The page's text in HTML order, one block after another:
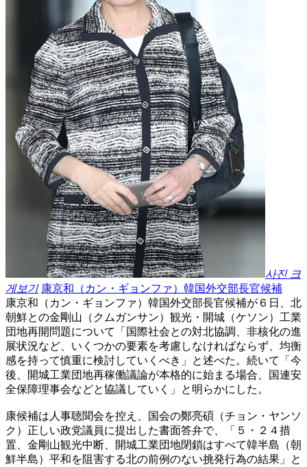
사진 크
게보기 康京和（カン・ギョンファ）韓国外交部長官候補
康京和（カン・ギョンファ）韓国外交部長官候補が６日、北
朝鮮との金剛山（クムガンサン）観光・開城（ケソン）工業
団地再開問題について「国際社会との対北協調、非核化の進
展状況など、いくつかの要素を考慮しなければならず、均衡
感を持って慎重に検討していくべき」と述べた。続いて「今
後、開城工業団地再稼働議論が本格的に始まる場合、国連安
全保障理事会などと協議していく」と明らかにした。
康候補は人事聴聞会を控え、国会の鄭亮碩（チョン・ヤンソ
ク）正しい政党議員に提出した書面答弁で、「５・２４措
置、金剛山観光中断、開城工業団地閉鎖はすべて韓半島（朝
鮮半島）平和を阻害する北の前例のない挑発行為の結果」と